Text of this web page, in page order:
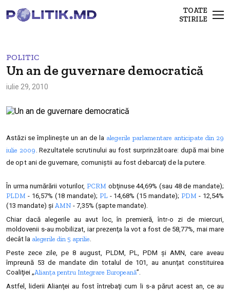
TOATE
STIRILE
POLITIC
Un an de guvernare democratică
iulie 29, 2010
Astăzi se împlineşte un an de la alegerile parlamentare anticipate din 29
iulie 2009 . Rezultatele scrutinului au fost surprinzătoare: după mai bine
de opt ani de guvernare, comuniştii au fost debarcaţi de la putere.
În urma numărării voturilor, PCRM obţinuse 44,69% (sau 48 de mandate);
PLDM - 16,57% (18 mandate); PL- 14,68% (15 mandate); PDM - 12,54%
(13 mandate) şi AMN - 7,35% (şapte mandate).
Chiar dacă alegerile au avut loc, în premieră, într-o zi de miercuri,
moldovenii s-au mobilizat, iar prezenţa la vot a fost de 58,77%, mai mare
decât la alegerile din 5 aprilie.
Peste zece zile, pe 8 august, PLDM, PL, PDM şi AMN, care aveau
împreună 53 de mandate din totalul de 101, au anunţat constituirea
Coaliţiei „Alianţa pentru Integrare Europeană”.
Astfel, liderii Alianţei au fost întrebaţi cum li s-a părut acest an, ce au